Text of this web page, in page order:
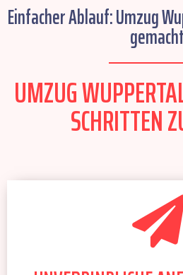
Einfacher Ablauf: Umzug
UMZUG
SCHRITTEN